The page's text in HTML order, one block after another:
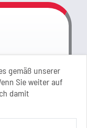
gemäß unserer
Sie weiter auf
damit